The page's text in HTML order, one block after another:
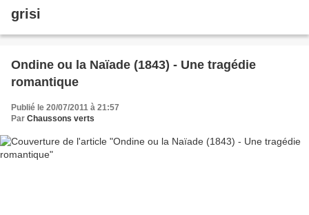
grisi
Ondine ou la Naïade (1843) - Une tragédie
romantique
Publié le 20/07/2011 à 21:57
Par Chaussons verts